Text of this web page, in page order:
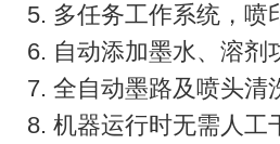
5. 多任务工作系统，喷
6. 自动添加墨水、溶剂
7. 全自动墨路及喷头清
8. 机器运行时无需人工